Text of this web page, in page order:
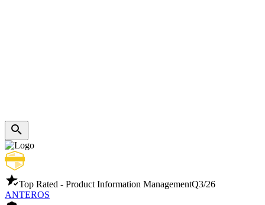
Top Rated - Product Information ManagementQ3/26
ANTEROS